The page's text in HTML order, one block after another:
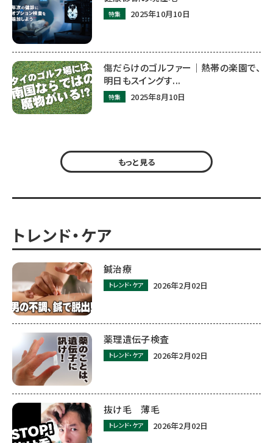
特集 2025年10月10日
傷だらけのゴルファー｜熱帯の楽園で、
明日もスイングす...
特集 2025年8月10日
もっと見る
トレンド・ケア
鍼治療
トレンド・ケア 2026年2月02日
薬理遺伝子検査
トレンド・ケア 2026年2月02日
抜け毛 薄毛
トレンド・ケア 2026年2月02日